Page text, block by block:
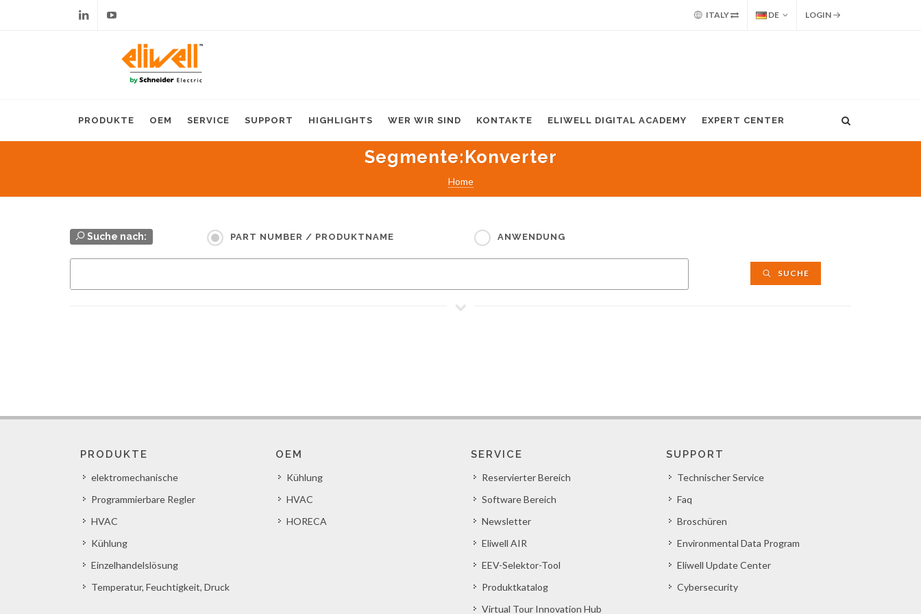
ITALY DE LOGIN
PRODUKTE OEM SERVICE SUPPORT HIGHLIGHTS WER WIR SIND KONTAKTE ELIWELL DIGITAL ACADEMY EXPERT CENTER
Segmente:Konverter
Home
Suche nach: PART NUMBER / PRODUKTNAME ANWENDUNG
SUCHE
PRODUKTE
elektromechanische
Programmierbare Regler
HVAC
Kühlung
Einzelhandelslösung
Temperatur, Feuchtigkeit, Druck
OEM
Kühlung
HVAC
HORECA
SERVICE
Reservierter Bereich
Software Bereich
Newsletter
Eliwell AIR
EEV-Selektor-Tool
Produktkatalog
Virtual Tour Innovation Hub
SUPPORT
Technischer Service
Faq
Broschüren
Environmental Data Program
Eliwell Update Center
Cybersecurity